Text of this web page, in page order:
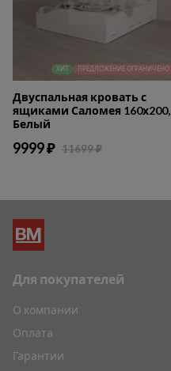
ХИТ ПРЕДЛОЖЕНИЕ ОГРАНИЧЕНО
Двуспальная кровать с
ящиками Саломея 160х200,
Белый
9999 ₽ 11699 ₽
Для покупателей
О компании
Оплата
Гарантии